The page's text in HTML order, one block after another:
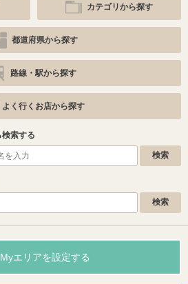
カテゴリから探す
都道府県から探す
路線・駅から探す
よく行くお店から探す
索する
Myエリアを設定する